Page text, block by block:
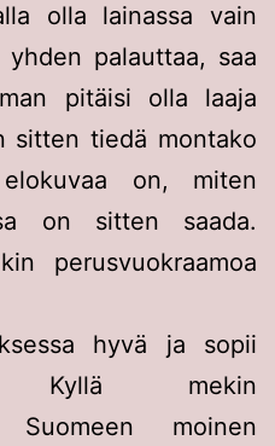
olla lainassa vain
palauttaa, saa
pitäisi olla laaja
sitten tiedä montako
on, miten
on sitten saada.
perusvuokraamoa
hyvä ja sopii
Kyllä mekin
Suomeen moinen